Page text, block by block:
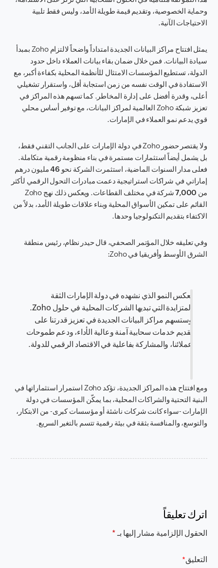
وحماية الخصوصية، وتقديم قيمة طويلة الأمد، وليس فقط تلبية
الاحتياجات الآنية.
يمثل افتتاح مراكز البيانات الجديدة امتداداً واضحاً لالتزام Zoho بمبدأ
سيادة البيانات. فمن خلال ضمان بقاء بيانات العملاء داخل حدود
الدولة، تستطيع المؤسسات الامتثال للأنظمة المحلية بكفاءة أكبر، مع
الاستفادة في الوقت نفسه من زمن استجابة أقل، واستقرار تشغيلي
أعلى، وقدرة أفضل على إدارة المخاطر. كما تسهم هذه المراكز في
تعزيز شبكة Zoho العالمية لمراكز البيانات، مع توفير أساس محلي
قوي يدعم نمو العملاء في الإمارات.
ولا يقتصر حضور Zoho في دولة الإمارات على الجانب التقني فقط،
بل يشمل أيضاً استثمارات مستمرة في بناء منظومة رقمية متكاملة.
فعلى مدار السنوات الماضية، استثمرت الشركة
نحو 46 مليون درهم
إماراتي في شراكات استراتيجية دعمت مبادرات التحول الرقمي لأكثر
من
في مختلف القطاعات. ويعكس ذلك نهج Zoho
القائم على تمكين الأسواق المحلية وبناء علاقات طويلة الأمد، بدلاً من
الاكتفاء بتقديم التكنولوجيا وحدها.
وفي تعليقه خلال المؤتمر الصحفي، قال حيدر نظام، رئيس منطقة
الشرق الأوسط وأفريقيا في Zoho:
يعكس النمو الذي نشهده في دولة الإمارات الثقة
المتزايدة التي تبديها الشركات المحلية في حلول Zoho.
وستسهم مراكز البيانات الجديدة في تعزيز قدرتنا على
تقديم خدمات سحابية آمنة وعالية الأداء، ودعم طموحات
عملائنا، والمشاركة بفاعلية في الاقتصاد الرقمي للدولة.
ومع افتتاح هذه المراكز الجديدة، تؤكد Zoho استمرار استثماراتها في
البنية التحتية والشراكات المحلية، بما يمكّن المؤسسات في دولة
الإمارات -سواء كانت شركات ناشئة أو مؤسسات كبرى- من الابتكار،
والتوسع، والمنافسة بثقة في بيئة رقمية تتسم بالتغير السريع.
اترك تعليقاً
الحقول الإلزامية مشار إليها بـ *
التعليق*